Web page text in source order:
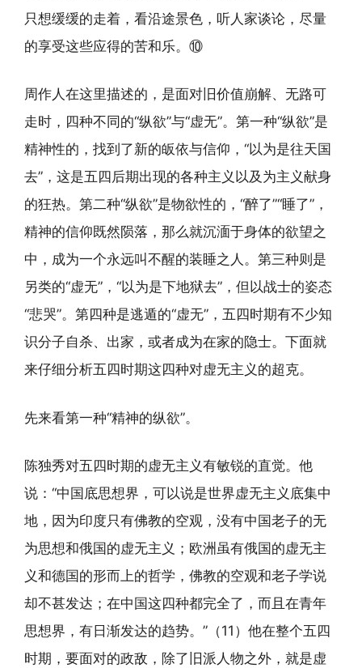
只想缓缓的走着，看沿途景色，听人家谈论，尽量
的享受这些应得的苦和乐。⑩
周作人在这里描述的，是面对旧价值崩解、无路可
走时，四种不同的“纵欲”与“虚无”。第一种“纵欲”是
精神性的，找到了新的皈依与信仰，“以为是往天国
去”，这是五四后期出现的各种主义以及为主义献身
的狂热。第二种“纵欲”是物欲性的，“醉了”“睡了”，
精神的信仰既然陨落，那么就沉湎于身体的欲望之
中，成为一个永远叫不醒的装睡之人。第三种则是
另类的“虚无”，“以为是下地狱去”，但以战士的姿态
“悲哭”。第四种是逃遁的“虚无”，五四时期有不少知
识分子自杀、出家，或者成为在家的隐士。下面就
来仔细分析五四时期这四种对虚无主义的超克。
先来看第一种“精神的纵欲”。
陈独秀对五四时期的虚无主义有敏锐的直觉。他
说：“中国底思想界，可以说是世界虚无主义底集中
地，因为印度只有佛教的空观，没有中国老子的无
为思想和俄国的虚无主义；欧洲虽有俄国的虚无主
义和德国的形而上的哲学，佛教的空观和老子学说
却不甚发达；在中国这四种都完全了，而且在青年
思想界，有日渐发达的趋势。”（11）他在整个五四
时期，要面对的政敌，除了旧派人物之外，就是虚